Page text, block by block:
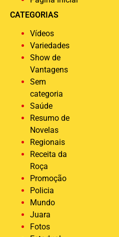
CATEGORIAS
Vídeos
Variedades
Show de
Vantagens
Sem
categoria
Saúde
Resumo de
Novelas
Regionais
Receita da
Roça
Promoção
Policia
Mundo
Juara
Fotos